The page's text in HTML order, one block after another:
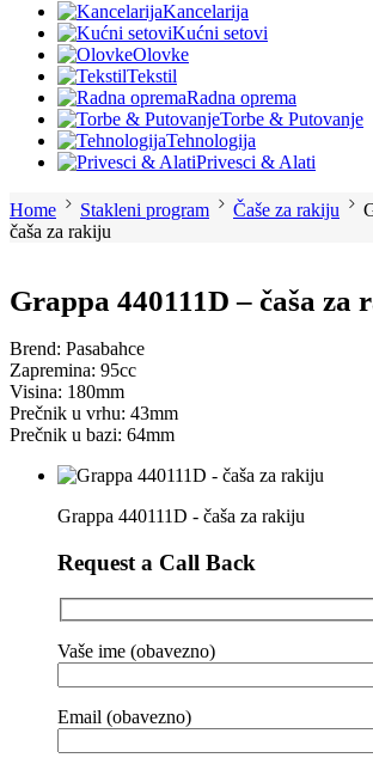
Kancelarija
Kućni setovi
Olovke
Tekstil
Radna oprema
Torbe & Putovanje
Tehnologija
Privesci & Alati
Home Stakleni program Čaše za rakiju
čaša za rakiju
Grappa 440111D – čaša za
Brend: Pasabahce
Zapremina: 95cc
Visina: 180mm
Prečnik u vrhu: 43mm
Prečnik u bazi: 64mm
Grappa 440111D - čaša za rakiju
Request a Call Back
Vaše ime (obavezno)
Email (obavezno)